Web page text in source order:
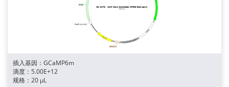
插入基因：GCaMP6m
滴度：5.00E+12
规格：20 μL